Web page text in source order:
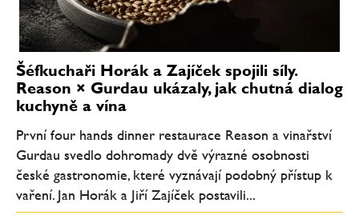
Šéfkuchaři Horák a Zajíček spojili síly.
Reason × Gurdau ukázaly, jak chutná dialog
kuchyně a vína
První four hands dinner restaurace Reason a vinařství
Gurdau svedlo dohromady dvě výrazné osobnosti
české gastronomie, které vyznávají podobný přístup k
vaření. Jan Horák a Jiří Zajíček postavili...